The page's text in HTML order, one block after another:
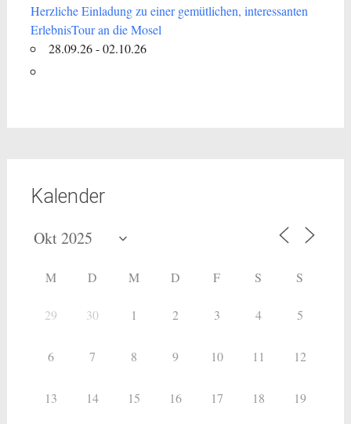
Herzliche Einladung zu einer gemütlichen, interessanten
ErlebnisTour an die Mosel
28.09.26 - 02.10.26
Kalender
M D M D F S S
29 30 1 2 3 4 5
6 7 8 9 10 11 12
13 14 15 16 17 18 19